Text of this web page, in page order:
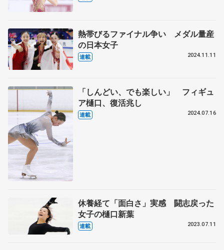
熱帯びるファイナル争い メダル量産
の日本女子
連載 2024.11.11
「しんどい、でも楽しい」 フィギュ
ア樋口、復活兆し
連載 2024.07.16
休養経て「面白さ」実感 闘志戻った
女子の樋口新葉
連載 2023.07.11